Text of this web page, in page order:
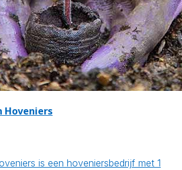
Hoveniers
is een hoveniersbedrijf met 1